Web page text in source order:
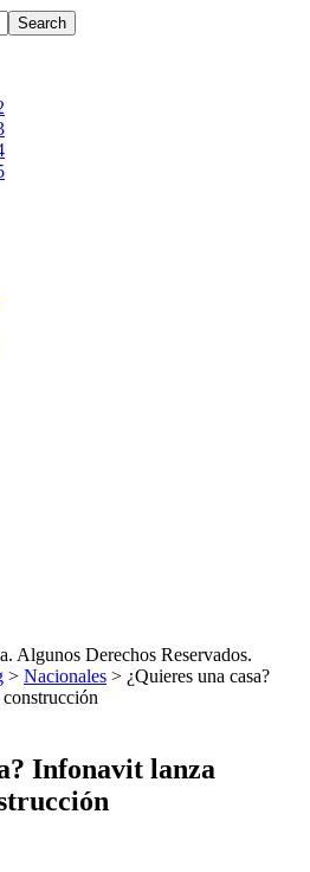
Algunos Derechos Reservados.
> Nacionales > ¿Quieres una casa?
Infonavit lanza